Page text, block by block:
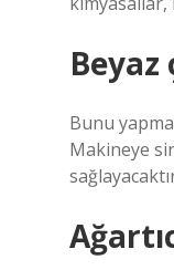
Beyaz
Bunu
Makineye